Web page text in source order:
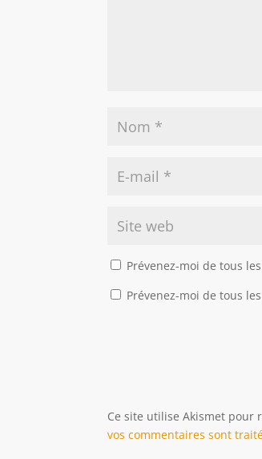
Prévenez-moi de tous
Prévenez-moi de tous
Ce site utilise Akismet pour
vos commentaires sont